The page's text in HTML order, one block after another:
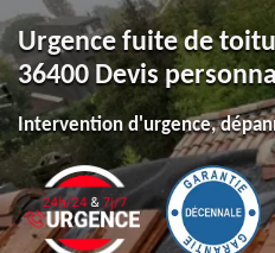
Urgence fuite de
36400 Devis
Intervention d'urgence,